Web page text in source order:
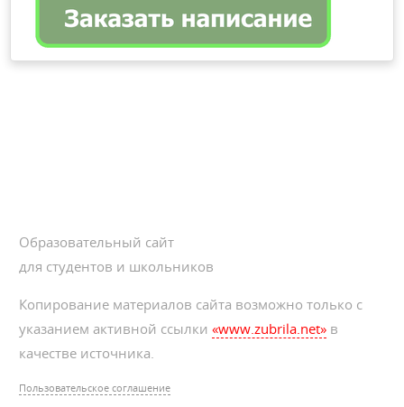
Образовательный сайт
для студентов и школьников
Копирование материалов сайта возможно только с
указанием активной ссылки«www.zubrila.net» в
качестве источника.
Пользовательское соглашение